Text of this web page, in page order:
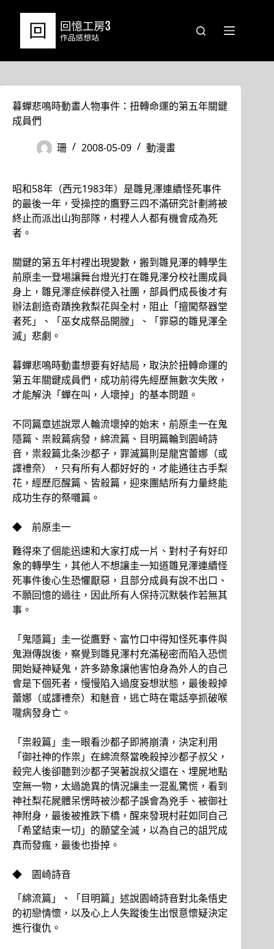
暮蟬悲鳴時動畫人物事件：扭轉命運的第五年關鍵
成員們
珊
2008-05-09 動漫畫
昭和58年（西元1983年）是雛見澤連續怪死事件
的最後一年，受操控的鷹野三四不滿研究計劃將被
終止而派出山狗部隊，村裡人人都有機會成為死
者。
關鍵的第五年村裡出現變數，搬到雛見澤的轉學生
前原圭一登場讓舞台燈光打在雛見澤分校社團成員
身上，雛見澤症候群侵入社團，部員們成長後才有
辦法創造奇蹟挽救梨花與全村，阻止「擅闖祭器堂
者死」、「巫女成祭品開膛」、「罪惡的雛見澤全
滅」悲劇。
暮蟬悲鳴時動畫想要有好結局，取決於扭轉命運的
第五年關鍵成員們，成功前得先經歷無數次失敗，
才能解決「蟬在叫，人壞掉」的基本問題。
不同篇章述說眾人輪流壞掉的始末，前原圭一在鬼
隱篇、祟殺篇病發，綿流篇、目明篇輪到園崎詩
音，祟殺篇北条沙都子，罪滅篇則是龍宮蕾娜（或
譯禮奈），只有所有人都好好的，才能通往古手梨
花，經歷厄醒篇、皆殺篇，迎來團結所有力量終能
成功生存的祭囃篇。
◆ 前原圭一
難得來了個能迅速和大家打成一片、對村子有好印
象的轉學生，其他人不想讓圭一知道雛見澤連續怪
死事件後心生恐懼厭惡，且部分成員有說不出口、
不願回憶的過往，因此所有人保持沉默裝作若無其
事。
「鬼隱篇」圭一從鷹野、富竹口中得知怪死事件與
鬼淵傳說後，察覺到雛見澤村充滿秘密而陷入恐慌
開始疑神疑鬼，許多跡象讓他害怕身為外人的自己
會是下個死者，慢慢陷入過度妄想狀態，最後殺掉
蕾娜（或譯禮奈）和魅音，逃亡時在電話亭抓破喉
嚨病發身亡。
「祟殺篇」圭一眼看沙都子即將崩潰，決定利用
「御社神的作祟」在綿流祭當晚殺掉沙都子叔父，
殺完人後卻聽到沙都子哭著說叔父還在、埋屍地點
空無一物，太過詭異的情況讓圭一混亂驚慌，看到
神社梨花屍體呆愣時被沙都子誤會為兇手、被御社
神附身，最後被推跌下橋，醒來發現村莊如同自己
「希望結束一切」的願望全滅，以為自己的詛咒成
真而發瘋，最後也掛掉。
◆ 園崎詩音
「綿流篇」、「目明篇」述說園崎詩音對北条悟史
的初戀情懷，以及心上人失蹤後生出恨意懷疑決定
進行復仇。